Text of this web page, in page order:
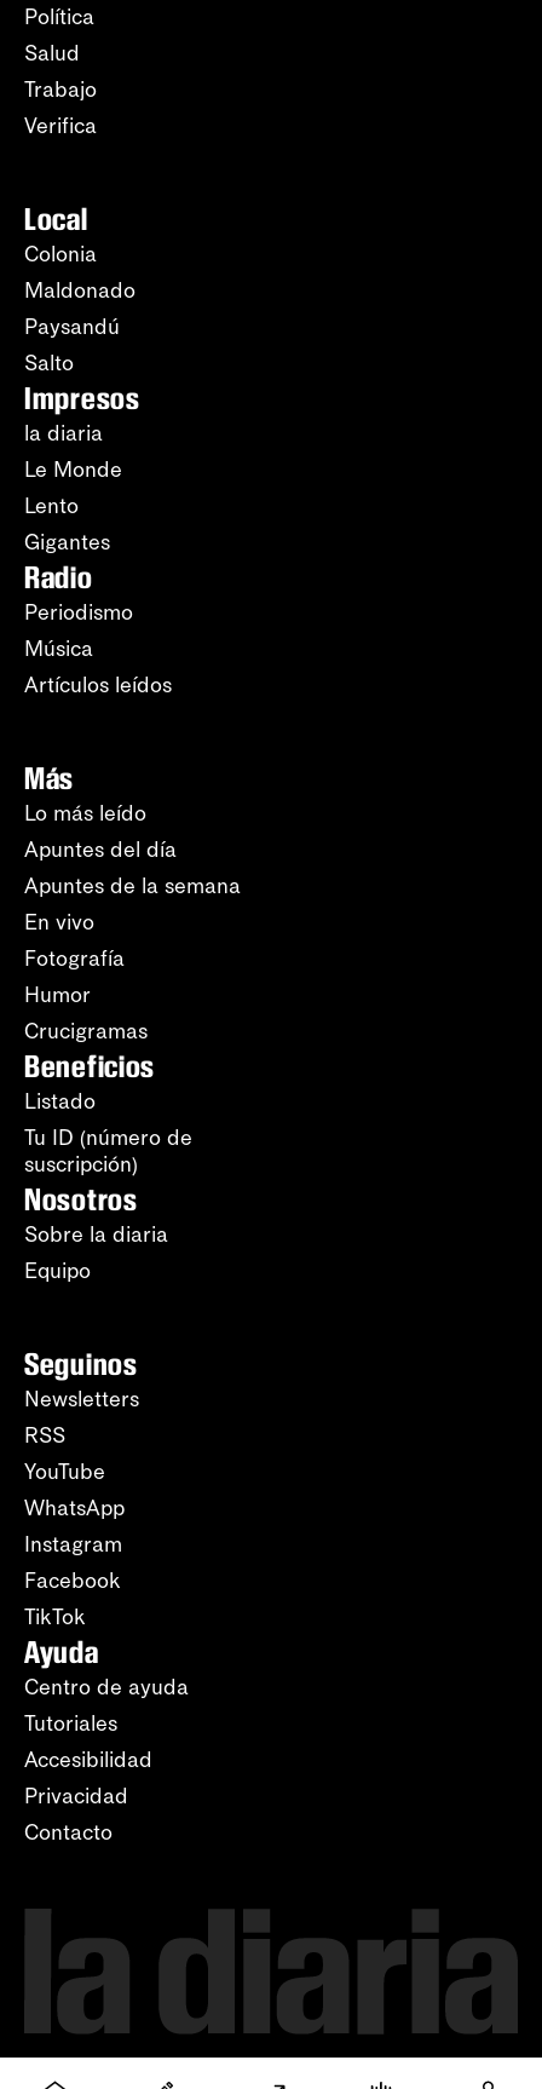
Política
Salud
Trabajo
Verifica
Local
Colonia
Maldonado
Paysandú
Salto
Impresos
la diaria
Le Monde
Lento
Gigantes
Radio
Periodismo
Música
Artículos leídos
Más
Lo más leído
Apuntes del día
Apuntes de la semana
En vivo
Fotografía
Humor
Crucigramas
Beneficios
Listado
Tu ID (número de
suscripción)
Nosotros
Sobre la diaria
Equipo
Seguinos
Newsletters
RSS
YouTube
WhatsApp
Instagram
Facebook
TikTok
Ayuda
Centro de ayuda
Tutoriales
Accesibilidad
Privacidad
Contacto